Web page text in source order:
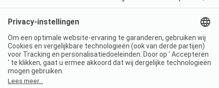
Imprint
Jouw privacy
Voorwaarden
Wet digitale diensten